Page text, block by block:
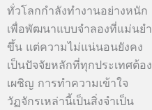
ทั่วโลกกำลังทำงานอย่างหนัก
เพื่อพัฒนาแบบจำลองที่แม่นยำ
ขึ้น แต่ความไม่แน่นอนยังคง
เป็นปัจจัยหลักที่ทุกประเทศต้อง
เผชิญ การทำความเข้าใจ
วัฏจักรเหล่านี้เป็นสิ่งจำเป็น